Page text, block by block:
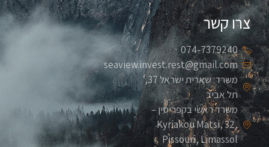
צרו קשר
074-7379240
seaview.invest.rest@gmail.com
משרד: שארית ישראל 37,
תל אביב
משרד ראשי בקפריסין –
Kyriakou Matsi, 32,
Pissouri, Limassol